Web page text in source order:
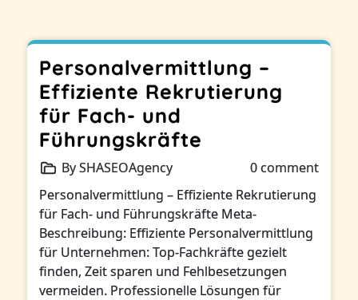
Personalvermittlung –
Effiziente Rekrutierung
für Fach- und
Führungskräfte
By SHASEOAgency
0 comment
Personalvermittlung – Effiziente Rekrutierung
für Fach- und Führungskräfte Meta-
Beschreibung: Effiziente Personalvermittlung
für Unternehmen: Top-Fachkräfte gezielt
finden, Zeit sparen und Fehlbesetzungen
vermeiden. Professionelle Lösungen für